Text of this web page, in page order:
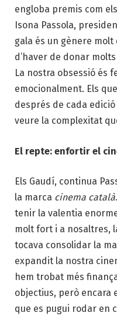
engloba premis com
Isona Passola,
gala és un gènere
d’haver de donar
La nostra obsessió és
emocionalment. Els
després de cada
veure la complexitat
El repte: enfortir el
Els Gaudí, continua
la marca cinema català
tenir la valentia
molt fort i a nosaltres,
tocava consolidar la
expandit la nostra
hem trobat més
objectius, però encara
que es pugui rodar en